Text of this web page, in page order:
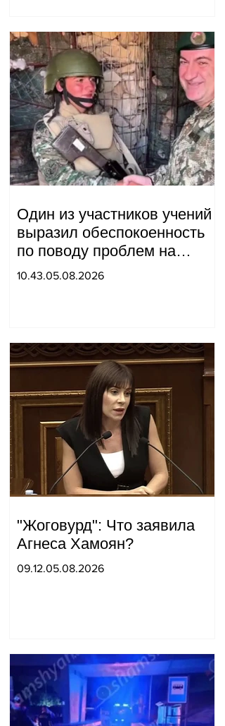
Один из участников учений
выразил обеспокоенность
по поводу проблем на
одном из постов в Сюнике.
10.43.05.08.2026
"Жоговурд": Что заявила
Агнеса Хамоян?
09.12.05.08.2026